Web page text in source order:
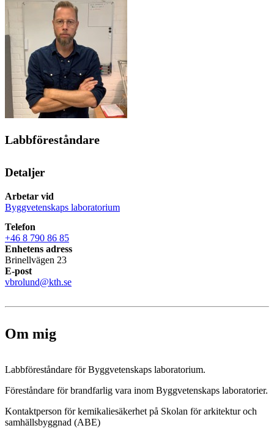
Labbföreståndare
Detaljer
Arbetar vid
Byggvetenskaps laboratorium
Telefon
+46 8 790 86 85
Enhetens adress
Brinellvägen 23
E-post
vbrolund@kth.se
Om mig
Labbföreståndare för Byggvetenskaps laboratorium.
Föreståndare för brandfarlig vara inom Byggvetenskaps laboratorier.
Kontaktperson för kemikaliesäkerhet på Skolan för arkitektur och
samhällsbyggnad (ABE)